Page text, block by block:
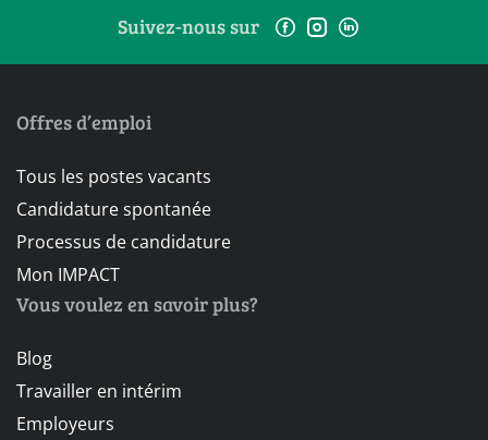
Suivez-nous sur
Offres d’emploi
Tous les postes vacants
Candidature spontanée
Processus de candidature
Mon IMPACT
Vous voulez en savoir plus?
Blog
Travailler en intérim
Employeurs